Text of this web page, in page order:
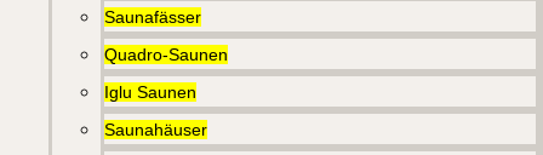
Saunafässer
Quadro-Saunen
Iglu Saunen
Saunahäuser